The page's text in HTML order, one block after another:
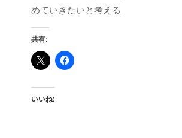
めていきたいと考える.
共有:
いいね: